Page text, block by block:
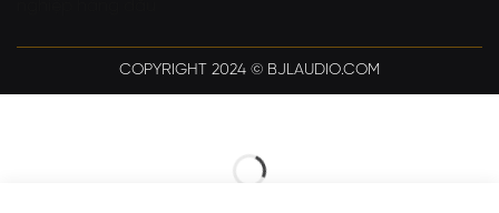
COPYRIGHT 2024 © BJLAUDIO.COM